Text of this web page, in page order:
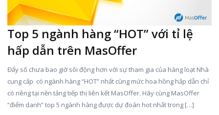
Top 5 ngành hàng “HOT” với tỉ lệ
hấp dẫn trên MasOffer
Đẩy số chưa bao giờ sôi động hơn với sự tham gia của hàng loạt Nhà
cung cấp có ngành hàng “HOT” nhất cùng mức hoa hồng hấp dẫn chỉ
có riêng tại nền tảng tiếp thị liên kết MasOffer. Hãy cùng MasOffer
“điểm danh” top 5 ngành hàng được dự đoán hot nhất trong […]